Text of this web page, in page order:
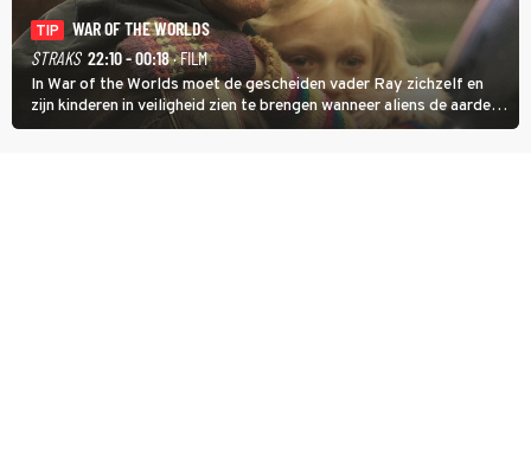
TIP
WAR OF THE WORLDS
STRAKS 22:10 - 00:18· FILM
In War of the Worlds moet de gescheiden vader Ray zichzelf en
zijn kinderen in veiligheid zien te brengen wanneer aliens de aarde
aanvallen.